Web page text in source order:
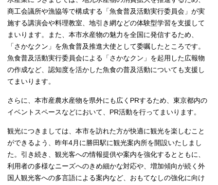
商工会議所や漁協等で構成する「魚食普及活動実行委員会」が実
施する講演会や料理教室、地引き網などの体験型学習を支援して
まいります。また、本市水産物の魅力を全国に発信するため、
「さかなクン」を魚食普及推進大使として委嘱したところです。
魚食普及活動実行委員会による「さかなクン」を起用した広報物
の作成など、認知度を活かした魚食の普及活動についても支援し
てまいります。
さらに、本市産農水産物を県外にも広くPRするため、東京都内の
イベントスペースなどにおいて、PR活動を行ってまいります。
観光につきましては、本市を訪れた方が快適に観光を楽しむこと
ができるよう、昨年4月に勝田駅に観光案内所を開設いたしまし
た。引き続き、観光客への情報提供や案内を強化するとともに、
利用者の多様なニーズへのきめ細かな対応や、増加傾向が続く外
国人観光客への多言語による案内など、おもてなしの強化に向け